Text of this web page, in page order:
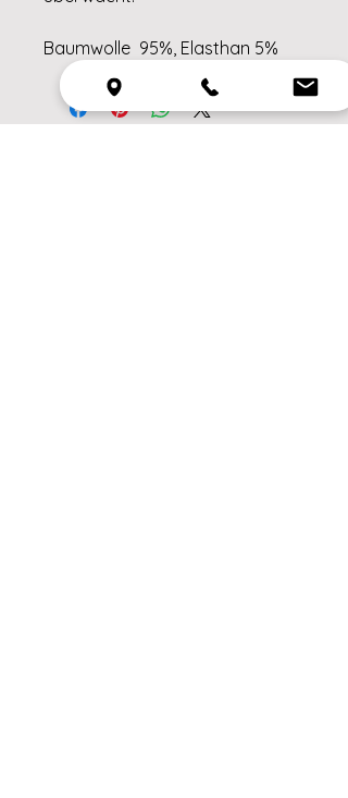
Baumwolle 95%, Elasthan 5%